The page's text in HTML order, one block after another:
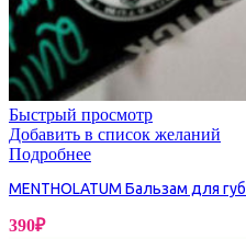
Быстрый просмотр
Добавить в список желаний
Подробнее
MENTHOLATUM Бальзам для
390₽